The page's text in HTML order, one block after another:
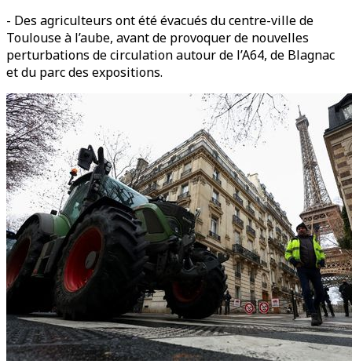
- Des agriculteurs ont été évacués du centre-ville de
Toulouse à l’aube, avant de provoquer de nouvelles
perturbations de circulation autour de l’A64, de Blagnac
et du parc des expositions.